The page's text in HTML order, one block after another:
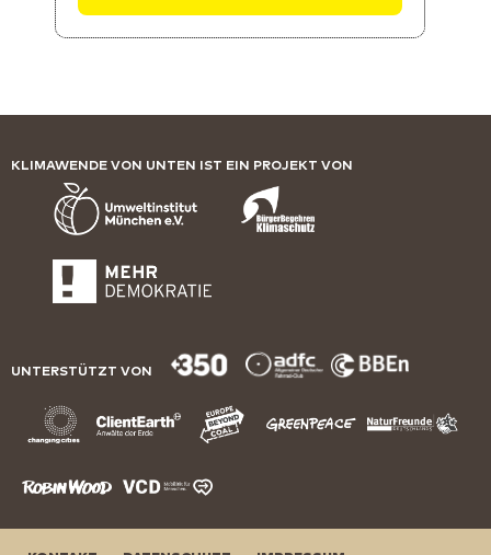
KLIMAWENDE VON UNTEN IST EIN PROJEKT VON
UNTERSTÜTZT VON